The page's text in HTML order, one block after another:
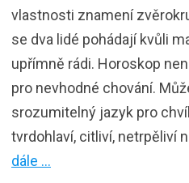
vlastnosti znamení
se dva lidé pohádají kvůli
upřímně rádi. Horoskop
pro nevhodné chování.
srozumitelný jazyk pro
tvrdohlaví, citliví, netrpěliví
dále …